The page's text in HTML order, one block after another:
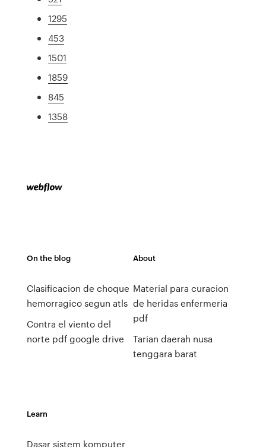
1295
453
1501
1859
845
1358
On the blog
Clasificacion de choque
hemorragico segun atls
Contra el viento del
norte pdf google drive
About
Material para curacion
de heridas enfermeria
pdf
Tarian daerah nusa
tenggara barat
Learn
Dasar sistem komputer